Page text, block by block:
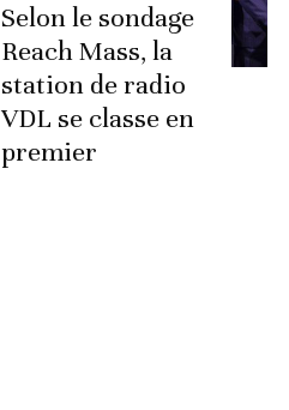
Selon le sondage
Reach Mass, la
station de radio
VDL se classe en
premier